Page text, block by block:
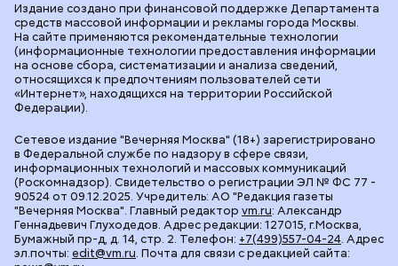
Сетевое издание "Вечерняя Москва" (18+) зарегистрировано
в Федеральной службе по надзору в сфере связи,
информационных технологий и массовых коммуникаций
(Роскомнадзор). Свидетельство о регистрации ЭЛ № ФС 77 -
90524 от 09.12.2025. Учредитель: АО "Редакция газеты
"Вечерняя Москва". Главный редактор vm.ru: Александр
Геннадьевич Глуходедов. Адрес редакции: 127015, г.Москва,
Бумажный пр-д, д. 14, стр. 2. Телефон: +7(499)557-04-24. Адрес
эл.почты: edit@vm.ru. Почта для связи с редакцией сайта:
Издание создано при финансовой поддержке Департамента
средств массовой информации и рекламы города Москвы.
На сайте применяются рекомендательные технологии
(информационные технологии предоставления информации
на основе сбора, систематизации и анализа сведений,
относящихся к предпочтениям пользователей сети
«Интернет», находящихся на территории Российской
Федерации).